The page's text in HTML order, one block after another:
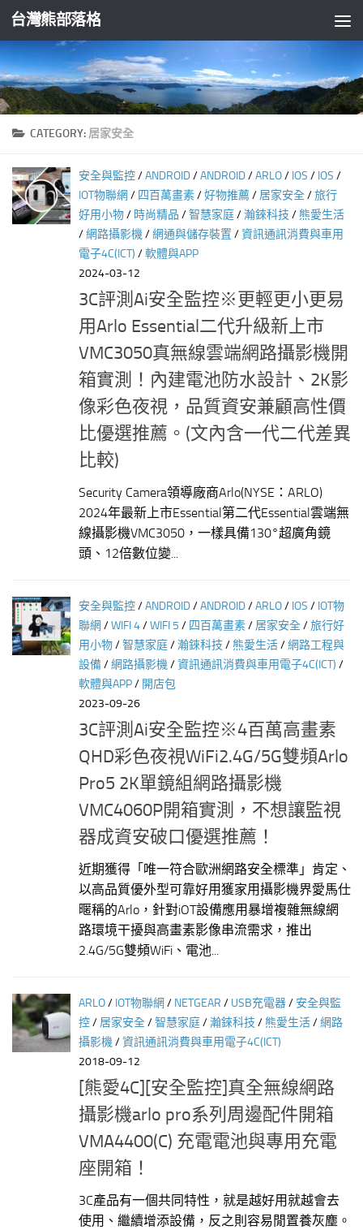
Skip to content
台灣熊部落格
CATEGORY: 居家安全
安全與監控/ANDROID/ANDROID/ARLO/ IOS / IOS /
IOT物聯網 / 四百萬畫素/好物推薦/ 居家安全/旅行
好用小物/ 時尚精品 /智慧家庭/瀚錸科技 / 熊愛生活
/網路攝影機/網通與儲存裝置 /資訊通訊消費與車用
電子4C(ICT) /軟體與APP
2024-03-12
3C評測Ai安全監控※更輕更小更易
用Arlo Essential二代升級新上市
VMC3050真無線雲端網路攝影機開
箱實測！內建電池防水設計、2K影
像彩色夜視，品質資安兼顧高性價
比優選推薦。(文內含一代二代差異
比較)
Security Camera領導廠商Arlo(NYSE：ARLO)
2024年最新上市Essential第二代Essential雲端無
線攝影機VMC3050，一樣具備130°超廣角鏡
頭、12倍數位變...
安全與監控/ANDROID/ANDROID/ARLO/ IOS / IOT物
聯網 /WIFI 4/WIFI 5 / 四百萬畫素/ 居家安全/旅行好
用小物/智慧家庭/瀚錸科技 / 熊愛生活/網路工程與
設備/網路攝影機/資訊通訊消費與車用電子4C(ICT) /
軟體與APP/ 開店包
2023-09-26
3C評測Ai安全監控※4百萬高畫素
QHD彩色夜視WiFi2.4G/5G雙頻Arlo
Pro5 2K單鏡組網路攝影機
VMC4060P開箱實測，不想讓監視
器成資安破口優選推薦！
近期獲得「唯一符合歐洲網路安全標準」肯定、
以高品質優外型可靠好用獲家用攝影機界愛馬仕
暱稱的Arlo，針對iOT設備應用暴增複雜無線網
路環境干擾與高畫素影像串流需求，推出
2.4G/5G雙頻WiFi、電池...
ARLO/ IOT物聯網 / NETGEAR / USB充電器/ 安全與監
控/ 居家安全/智慧家庭/瀚錸科技 / 熊愛生活/網路
攝影機/資訊通訊消費與車用電子4C(ICT)
2018-09-12
[熊愛4C][安全監控]真全無線網路
攝影機arlo pro系列周邊配件開箱
VMA4400(C) 充電電池與專用充電
座開箱！
3C產品有一個共同特性，就是越好用就越會去
使用、繼續增添設備，反之則容易閒置養灰塵。